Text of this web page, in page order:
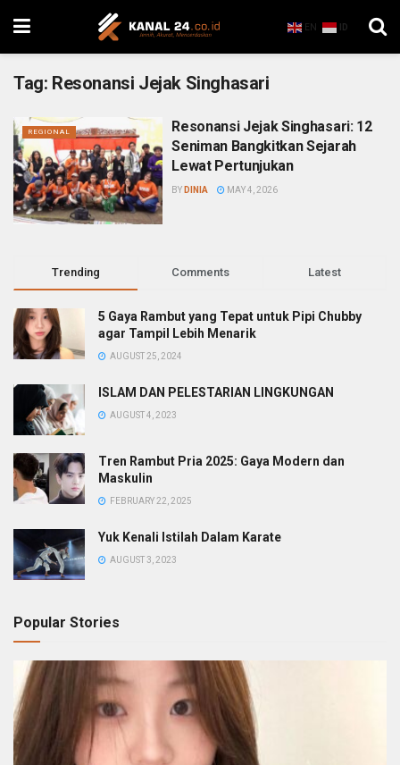
EN ID
Tag: Resonansi Jejak Singhasari
REGIONAL
Resonansi Jejak Singhasari: 12
Seniman Bangkitkan Sejarah
Lewat Pertunjukan
BY DINIA MAY 4, 2026
Trending Comments Latest
5 Gaya Rambut yang Tepat untuk Pipi Chubby
agar Tampil Lebih Menarik
AUGUST 25, 2024
ISLAM DAN PELESTARIAN LINGKUNGAN
AUGUST 4, 2023
Tren Rambut Pria 2025: Gaya Modern dan
Maskulin
FEBRUARY 22, 2025
Yuk Kenali Istilah Dalam Karate
AUGUST 3, 2023
Popular Stories